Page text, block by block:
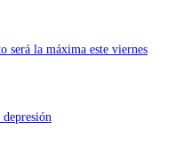
será la máxima este viernes